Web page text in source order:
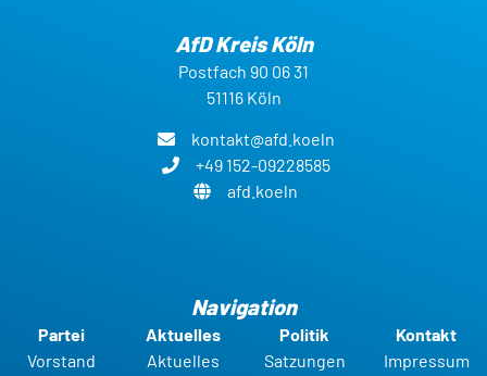
AfD Kreis Köln
Postfach 90 06 31
51116 Köln
kontakt@afd.koeln
+49 152-09228585
afd.koeln
Navigation
Partei
Vorstand
Aktuelles
Aktuelles
Politik
Satzungen
Kontakt
Impressum